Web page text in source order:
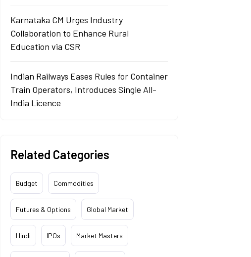
Karnataka CM Urges Industry
Collaboration to Enhance Rural
Education via CSR
Indian Railways Eases Rules for Container
Train Operators, Introduces Single All-
India Licence
Related Categories
Budget Commodities
Futures & Options Global Market
Hindi IPOs Market Masters